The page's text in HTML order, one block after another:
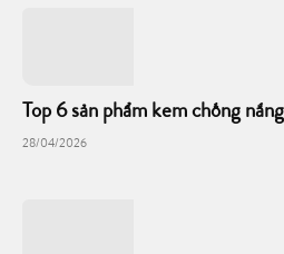
Top 6 sản phẩm kem chống
28/04/2026